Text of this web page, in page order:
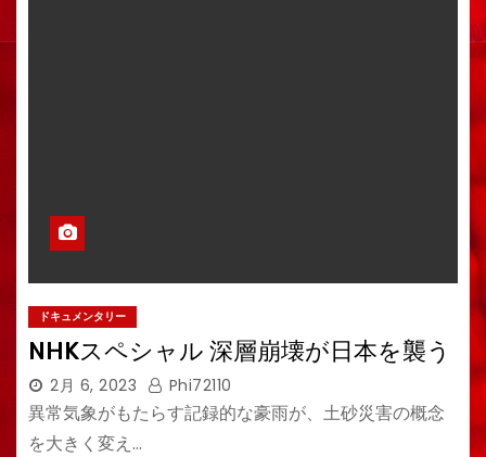
ドキュメンタリー
NHKスペシャル 深層崩壊が日本を襲う
2月 6, 2023 Phi72110
異常気象がもたらす記録的な豪雨が、土砂災害の概念
を大きく変え…